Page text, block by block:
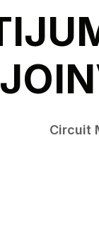
Circuit